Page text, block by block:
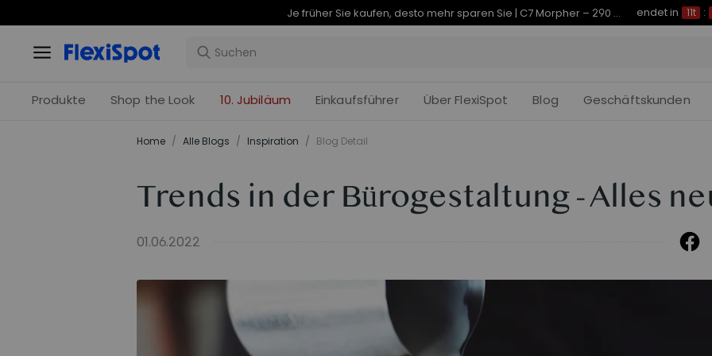
Je früher Sie kaufen, desto mehr sparen Sie | C7 Morpher – 290 € Rabatt endet in 11t :
Produkte Shop the Look 10. Jubiläum Einkaufsführer Über FlexiSpot Blog Geschäftskunden
Home / Alle Blogs / Inspiration / Blog Detail
Trends in der Bürogestaltung - Alles
01.06.2022